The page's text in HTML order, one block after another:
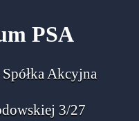
PSA
Akcyjna
3/27